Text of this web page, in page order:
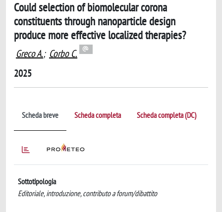
Could selection of biomolecular corona
constituents through nanoparticle design
produce more effective localized therapies?
Greco A.; Corbo C.
2025
Scheda breve Scheda completa Scheda completa (DC)
Sottotipologia
Editoriale, introduzione, contributo a forum/dibattito